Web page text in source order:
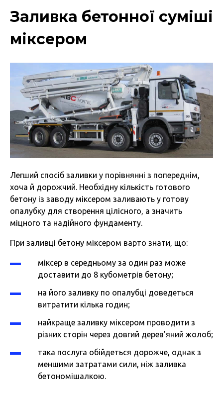
Заливка бетонної суміші
міксером
Легший спосіб заливки у порівнянні з попереднім,
хоча й дорожчий. Необхідну кількість готового
бетону із заводу міксером заливають у готову
опалубку для створення цілісного, а значить
міцного та надійного фундаменту.
При заливці бетону міксером варто знати, що:
міксер в середньому за один раз може
доставити до 8 кубометрів бетону;
на його заливку по опалубці доведеться
витратити кілька годин;
найкраще заливку міксером проводити з
різних сторін через довгий дерев’яний жолоб;
така послуга обійдеться дорожче, однак з
меншими затратами сили, ніж заливка
бетономішалкою.